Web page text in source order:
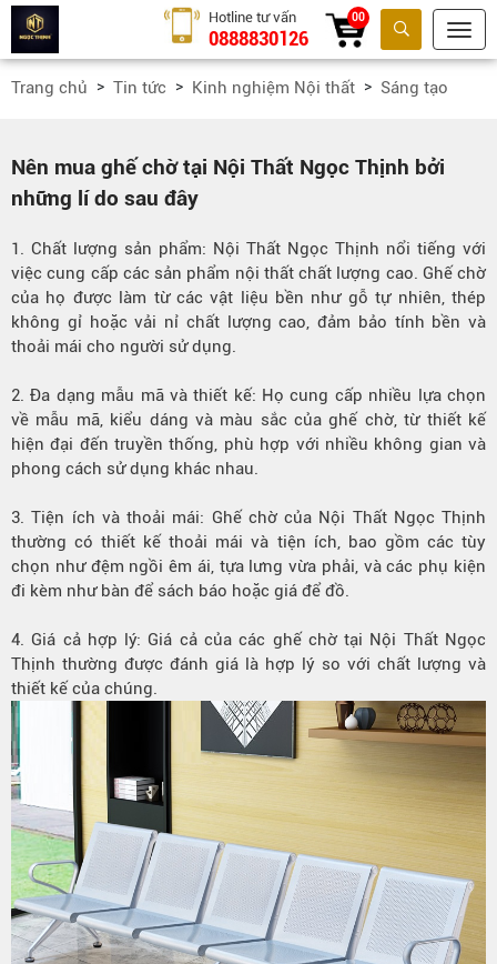
Tìm kiếm
Hotline tư vấn
0888830126
00
Trang chủ Tin tức Kinh nghiệm Nội thất Sáng tạo
Nên mua ghế chờ tại Nội Thất Ngọc Thịnh bởi
những lí do sau đây
1. Chất lượng sản phẩm: Nội Thất Ngọc Thịnh nổi tiếng với
việc cung cấp các sản phẩm nội thất chất lượng cao. Ghế chờ
của họ được làm từ các vật liệu bền như gỗ tự nhiên, thép
không gỉ hoặc vải nỉ chất lượng cao, đảm bảo tính bền và
thoải mái cho người sử dụng.
2. Đa dạng mẫu mã và thiết kế: Họ cung cấp nhiều lựa chọn
về mẫu mã, kiểu dáng và màu sắc của ghế chờ, từ thiết kế
hiện đại đến truyền thống, phù hợp với nhiều không gian và
phong cách sử dụng khác nhau.
3. Tiện ích và thoải mái: Ghế chờ của Nội Thất Ngọc Thịnh
thường có thiết kế thoải mái và tiện ích, bao gồm các tùy
chọn như đệm ngồi êm ái, tựa lưng vừa phải, và các phụ kiện
đi kèm như bàn để sách báo hoặc giá để đồ.
4. Giá cả hợp lý: Giá cả của các ghế chờ tại Nội Thất Ngọc
Thịnh thường được đánh giá là hợp lý so với chất lượng và
thiết kế của chúng.